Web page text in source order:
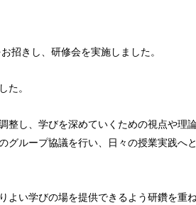
招きし、研修会を実施しました。
。
し、学びを深めていくための視点や理
ループ協議を行い、日々の授業実践へ
い学びの場を提供できるよう研鑽を重ね